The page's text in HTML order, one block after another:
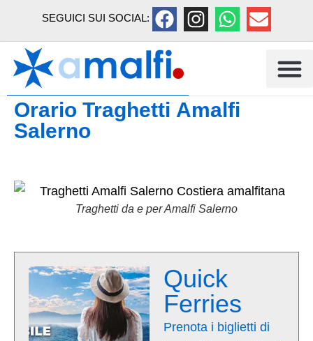
SEGUICI SUI SOCIAL:
Orario Traghetti Amalfi
Salerno
Traghetti da e per Amalfi Salerno
Quick
Ferries
Prenota i biglietti di